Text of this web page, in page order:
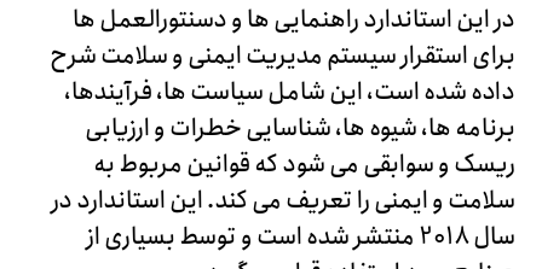
در این استاندارد راهنمایی ها و دسنتورالعمل ها
برای استقرار سیستم مدیریت ایمنی و سلامت شرح
داده شده است، این شامل سیاست ها، فرآیندها،
برنامه ها، شیوه ها، شناسایی خطرات و ارزیابی
ریسک و سوابقی می شود که قوانین مربوط به
سلامت و ایمنی را تعریف می کند. این استاندارد در
سال 2018 منتشر شده است و توسط بسیاری از